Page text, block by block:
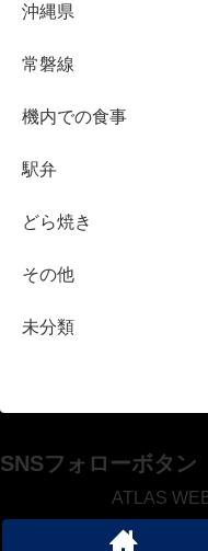
沖縄県
常磐線
機内での食事
駅弁
どら焼き
その他
未分類
SNSフォローボタン
ATLAS